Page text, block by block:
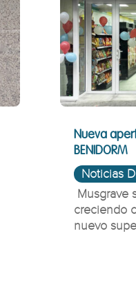
Nueva
BENIDORM
Noticias
Musgrave
creciendo
nuevo